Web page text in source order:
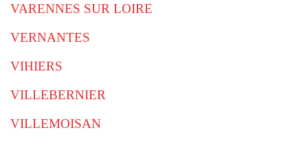
VARENNES SUR LOIRE
VERNANTES
VIHIERS
VILLEBERNIER
VILLEMOISAN